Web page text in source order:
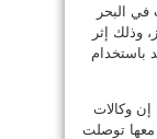
في البحر
وذلك إثر
باستخدام
إن وكالات
معها توصلت